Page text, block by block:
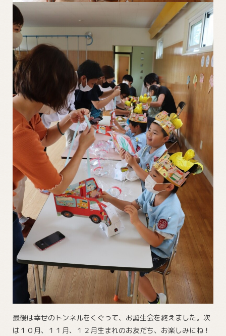
最後は幸せのトンネルをくぐって、お誕生会を終えました。次
は１０月、１１月、１２月生まれのお友だち、お楽しみにね！